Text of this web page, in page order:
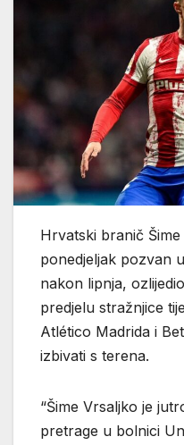
Hrvatski branič
ponedjeljak pozvan
nakon lipnja,
predjelu stražnjice
Atlético Madrida i
izbivati s terena.
“Šime Vrsaljko je
pretrage u bolnici